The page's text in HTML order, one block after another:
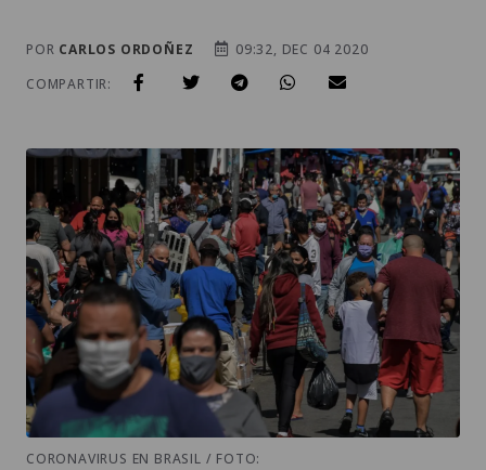
POR CARLOS ORDOÑEZ
09:32, DEC 04 2020
COMPARTIR:
CORONAVIRUS EN BRASIL / FOTO: